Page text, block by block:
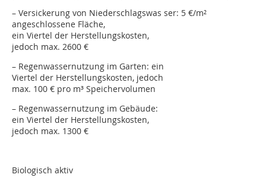
– Versickerung von Niederschlagswas ser: 5 €/m²
angeschlossene Fläche,
ein Viertel der Herstellungskosten,
jedoch max. 2600 €
– Regenwassernutzung im Garten: ein
Viertel der Herstellungskosten, jedoch
max. 100 € pro m³ Speichervolumen
– Regenwassernutzung im Gebäude:
ein Viertel der Herstellungskosten,
jedoch max. 1300 €
Biologisch aktiv